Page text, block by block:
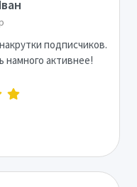
подписчиков.
намного активнее!